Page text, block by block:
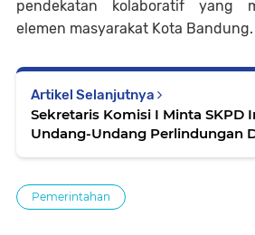
pendekatan kolaboratif yang
elemen masyarakat Kota
Artikel Selanjutnya
Sekretaris Komisi I Minta SKPD
Undang-Undang Perlindungan
Pemerintahan